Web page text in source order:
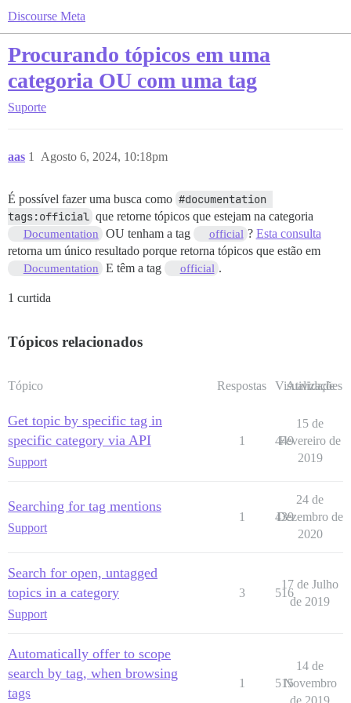
Discourse Meta
Procurando tópicos em uma
categoria OU com uma tag
Suporte
aas Agosto 6, 2024, 10:18pm
1
É possível fazer uma busca como #documentation
tags:official que retorne tópicos que estejam na categoria
Documentation OU tenham a tag official ? Esta consulta
retorna um único resultado porque retorna tópicos que estão em
Documentation E têm a tag official .
1 curtida
Tópicos relacionados
Tópico Respostas Visualizações
Atividade
Get topic by specific tag in
specific category via API
Support
1 449
15 de
Fevereiro de
2019
Searching for tag mentions
Support
1 439
24 de
Dezembro de
2020
Search for open, untagged
topics in a category
Support
3 516
17 de Julho
de 2019
Automatically offer to scope
search by tag, when browsing
tags
1 515
14 de
Novembro
de 2019